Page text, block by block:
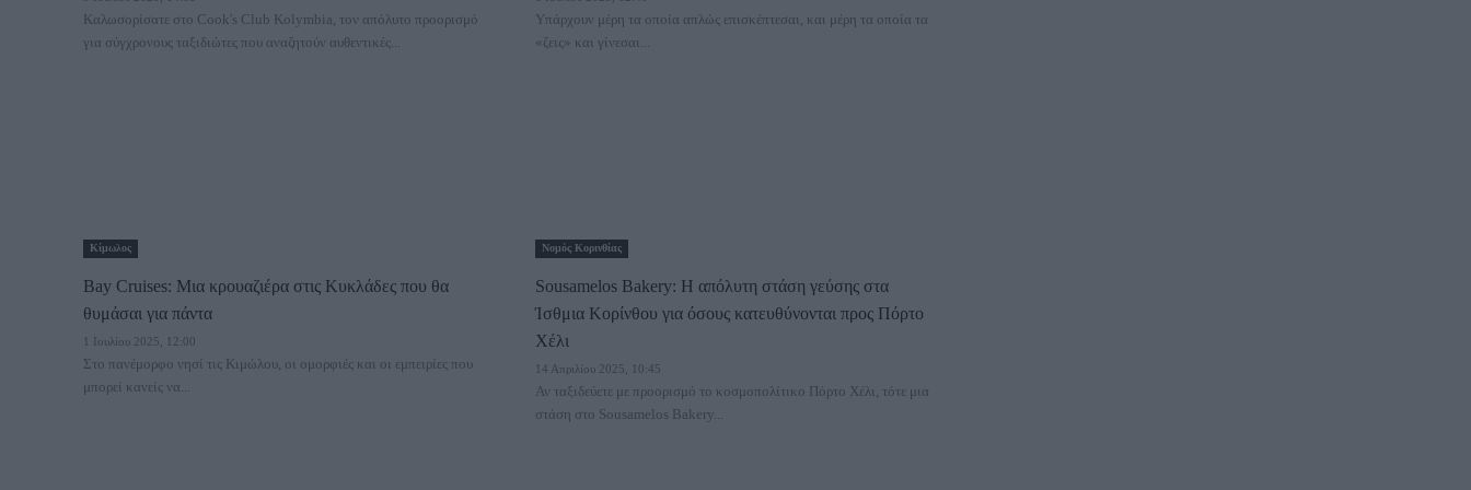
Καλωσορίσατε στο Cook's Club Kolymbia, τον απόλυτο προορισμό
για σύγχρονους ταξιδιώτες που αναζητούν αυθεντικές...
Υπάρχουν μέρη τα οποία απλώς επισκέπτεσαι, και μέρη τα οποία τα
«ζεις» και γίνεσαι...
Κίμωλος
Bay Cruises: Μια κρουαζιέρα στις Κυκλάδες που θα
θυμάσαι για πάντα
1 Ιουλίου 2025, 12:00
Στο πανέμορφο νησί τις Κιμώλου, οι ομορφιές και οι εμπειρίες που
μπορεί κανείς να...
Νομός Κορινθίας
Sousamelos Bakery: Η απόλυτη στάση γεύσης στα
Ίσθμια Κορίνθου για όσους κατευθύνονται προς Πόρτο
Χέλι
14 Απριλίου 2025, 10:45
Αν ταξιδεύετε με προορισμό το κοσμοπολίτικο Πόρτο Χέλι, τότε μια
στάση στο Sousamelos Bakery...